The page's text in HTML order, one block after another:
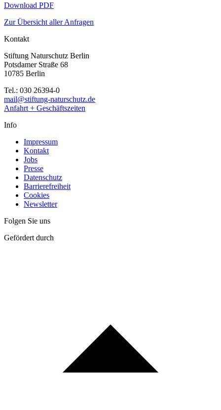
Download PDF
Zur Übersicht aller Anfragen
Kontakt
Stiftung Naturschutz Berlin
Potsdamer Straße 68
10785 Berlin
Tel.: 030 26394-0
mail@stiftung-naturschutz.de
Anfahrt + Geschäftszeiten
Info
Impressum
Kontakt
Jobs
Presse
Datenschutz
Barrierefreiheit
Cookies
Newsletter
Folgen Sie uns
Gefördert durch